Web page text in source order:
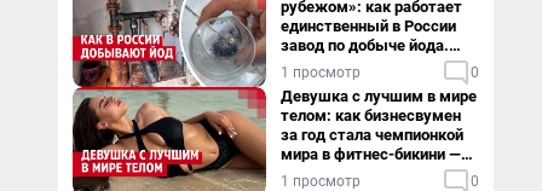
рубежом»: как работает
единственный в России
завод по добыче йода.
Видео
1 просмотр 0
Девушка с лучшим в мире
телом: как бизнесвумен
за год стала чемпионкой
мира в фитнес-бикини —
видео
1 просмотр 0